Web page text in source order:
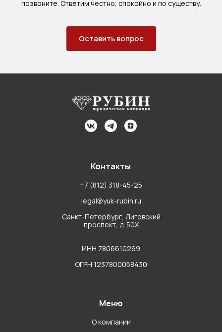
позвоните. Ответим честно, спокойно и по существу.
Оставить вопрос
ОГРН 1237800058430
ИНН 7806610269
Контакты
+7 (812) 318-45-25
legal@yuk-rubin.ru
Санкт-Петербург, Лиговский
проспект, д. 50Х
Меню
О компании